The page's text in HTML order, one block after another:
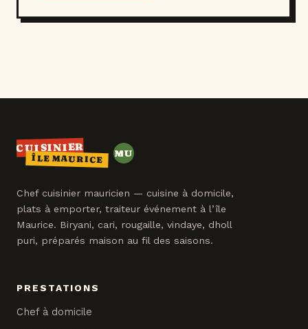
CUISINIER
ÎLE MAURICE MU
Chef cuisinier mauricien — cuisine à domicile,
plats à emporter, traiteur événement à l’île
Maurice. Biryani, cari, rougaille, vindaye, dholl
puri, préparés maison au fil des saisons.
PRESTATIONS
Chef à domicile